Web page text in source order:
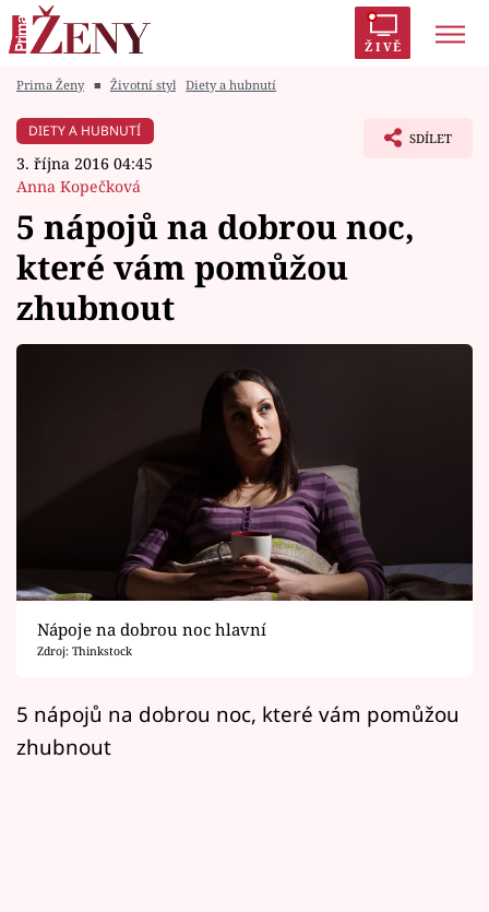
ŽIVĚ
Módní alarm
Zrádci
Témata
Celebrity
Horoskopy
Sledujte prima+
Filmový festival Karlovy Vary
Pořady
Mámy sobě
Prima Ženy ■ Životní styl Diety a hubnutí
DIETY A HUBNUTÍ
3. října 2016 04:45
Anna Kopečková
SDÍLET
5 nápojů na dobrou noc,
které vám pomůžou
zhubnout
Nápoje na dobrou noc hlavní
Zdroj: Thinkstock
5 nápojů na dobrou noc, které vám pomůžou
zhubnout